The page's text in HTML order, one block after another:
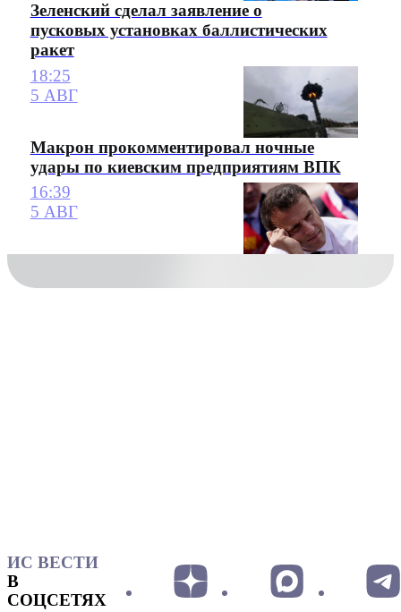
Зеленский сделал заявление о
пусковых установках баллистических
ракет
18:25
5 АВГ
Макрон прокомментировал ночные
удары по киевским предприятиям ВПК
16:39
5 АВГ
ИС ВЕСТИ
В
СОЦСЕТЯХ